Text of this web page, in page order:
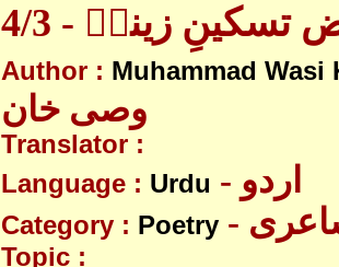
تسکینِ زینبؑ - 4/3
Author : Muhammad Wasi
وصی خان
Translator :
Language : Urdu - اردو
Category : Poetry
Topic :